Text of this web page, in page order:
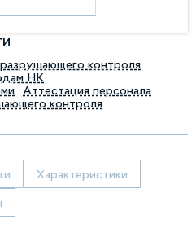
контроля
НК
Аттестация персонала
контроля
Характеристики